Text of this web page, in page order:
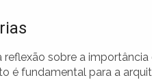
reflexão sobre a
é fundamental para a